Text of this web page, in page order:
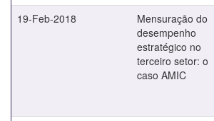
19-Feb-2018
Mensuração do
desempenho
estratégico no
terceiro setor: o
caso AMIC